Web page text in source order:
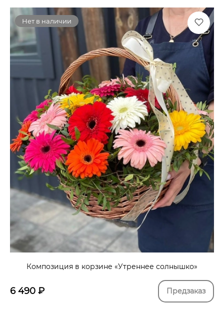
Нет в наличии
Композиция в корзине «Утреннее солнышко»
6 490 ₽ Предзаказ